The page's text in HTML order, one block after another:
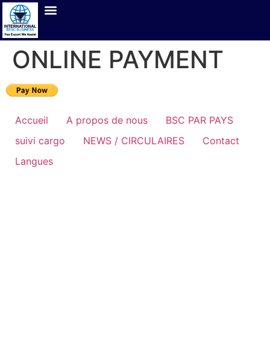
ONLINE PAYMENT
Accueil A propos de nous
BSC PAR PAYS
suivi cargo
NEWS / CIRCULAIRES
Contact
Langues